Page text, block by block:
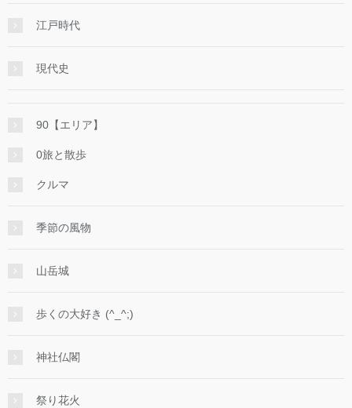
江戸時代
現代史
90【エリア】
0旅と散歩
クルマ
季節の風物
山岳城
歩くの大好き (^_^;)
神社仏閣
祭り花火